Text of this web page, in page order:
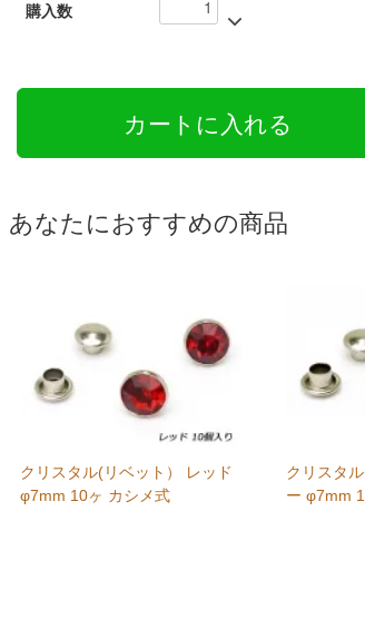
購入数
あなたにおすすめの商品
クリスタル(リベット） レッド
φ7mm 10ヶ カシメ式
クリスタ
ー φ7mm